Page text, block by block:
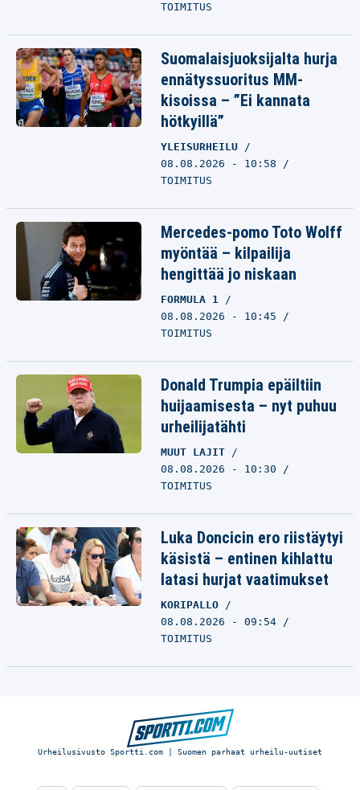
TOIMITUS
Suomalaisjuoksijalta hurja
ennätyssuoritus MM-
kisoissa – ”Ei kannata
hötkyillä”
YLEISURHEILU
08.08.2026 - 10:58
TOIMITUS
Mercedes-pomo Toto Wolff
myöntää – kilpailija
hengittää jo niskaan
FORMULA 1
08.08.2026 - 10:45
TOIMITUS
Donald Trumpia epäiltiin
huijaamisesta – nyt puhuu
urheilijatähti
MUUT LAJIT
08.08.2026 - 10:30
TOIMITUS
Luka Doncicin ero riistäytyi
käsistä – entinen kihlattu
latasi hurjat vaatimukset
KORIPALLO
08.08.2026 - 09:54
TOIMITUS
Urheilusivusto Sportti.com | Suomen parhaat urheilu-uutiset